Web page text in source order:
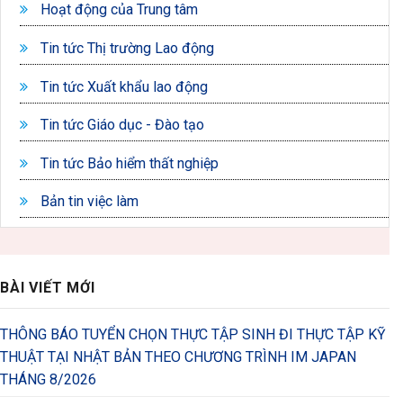
Hoạt động của Trung tâm
Tin tức Thị trường Lao động
Tin tức Xuất khẩu lao động
Tin tức Giáo dục - Đào tạo
Tin tức Bảo hiểm thất nghiệp
Bản tin việc làm
BÀI VIẾT MỚI
THÔNG BÁO TUYỂN CHỌN THỰC TẬP SINH ĐI THỰC TẬP KỸ
THUẬT TẠI NHẬT BẢN THEO CHƯƠNG TRÌNH IM JAPAN
THÁNG 8/2026